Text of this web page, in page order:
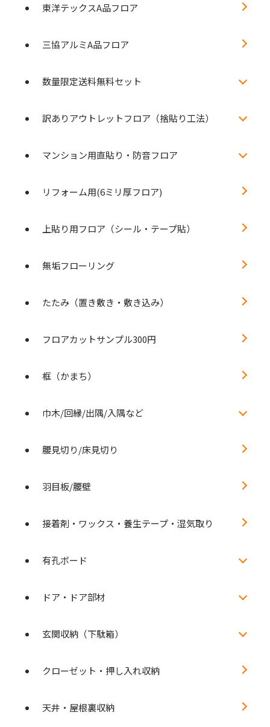
東洋テックスA品フロア
三協アルミA品フロア
数量限定送料無料セット
訳ありアウトレットフロア（捨貼り工法）
マンション用直貼り・防音フロア
リフォーム用(6ミリ厚フロア)
上貼り用フロア（シール・テープ貼）
無垢フローリング
たたみ（置き敷き・敷き込み）
フロアカットサンプル300円
框（かまち）
巾木/回縁/出隅/入隅など
腰見切り/床見切り
羽目板/腰壁
接着剤・ワックス・養生テープ・湿気取り
有孔ボード
ドア・ドア部材
玄関収納（下駄箱）
クローゼット・押し入れ収納
天井・屋根裏収納